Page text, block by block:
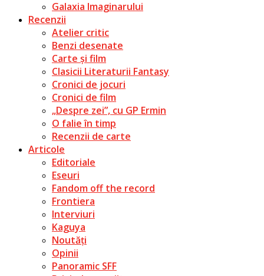
Galaxia Imaginarului
Recenzii
Atelier critic
Benzi desenate
Carte și film
Clasicii Literaturii Fantasy
Cronici de jocuri
Cronici de film
„Despre zei”, cu GP Ermin
O falie în timp
Recenzii de carte
Articole
Editoriale
Eseuri
Fandom off the record
Frontiera
Interviuri
Kaguya
Noutăți
Opinii
Panoramic SFF